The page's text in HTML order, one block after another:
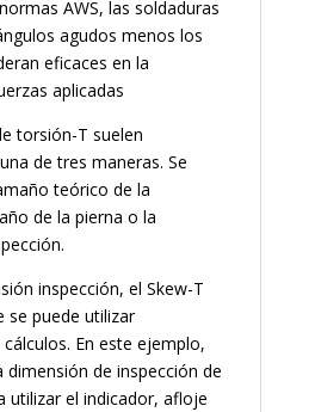
AWS, las soldaduras
agudos menos los
eficaces en la
aplicadas
torsión-T suelen
de tres maneras. Se
teórico de la
de la pierna o la
inspección, el Skew-T
se puede utilizar
En este ejemplo,
dimensión de inspección de
utilizar el indicador, afloje